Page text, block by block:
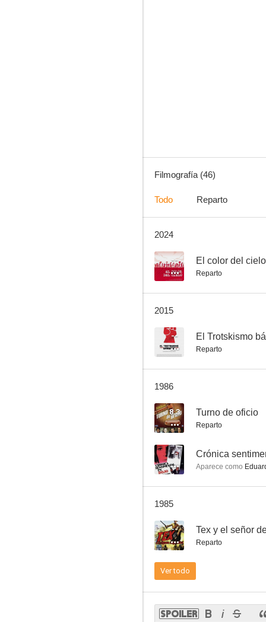
3.8
--
Filmografía (46)
Todo Reparto
2024
-- El color del cielo
Reparto
2015
-- El Trotskismo
Reparto
1986
8.3 Turno de oficio
Reparto
-- Crónica
Aparece como
1985
-- Tex y el señor
Reparto
Ver todo